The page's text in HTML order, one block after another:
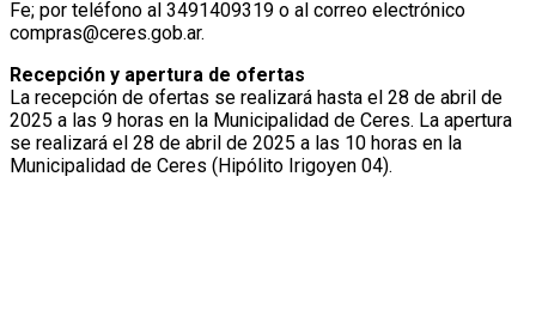
Fe; por teléfono al 3491409319 o al correo electrónico
compras@ceres.gob.ar.
Recepción y apertura de ofertas
La recepción de ofertas se realizará hasta el 28 de abril de
2025 a las 9 horas en la Municipalidad de Ceres. La apertura
se realizará el 28 de abril de 2025 a las 10 horas en la
Municipalidad de Ceres (Hipólito Irigoyen 04).